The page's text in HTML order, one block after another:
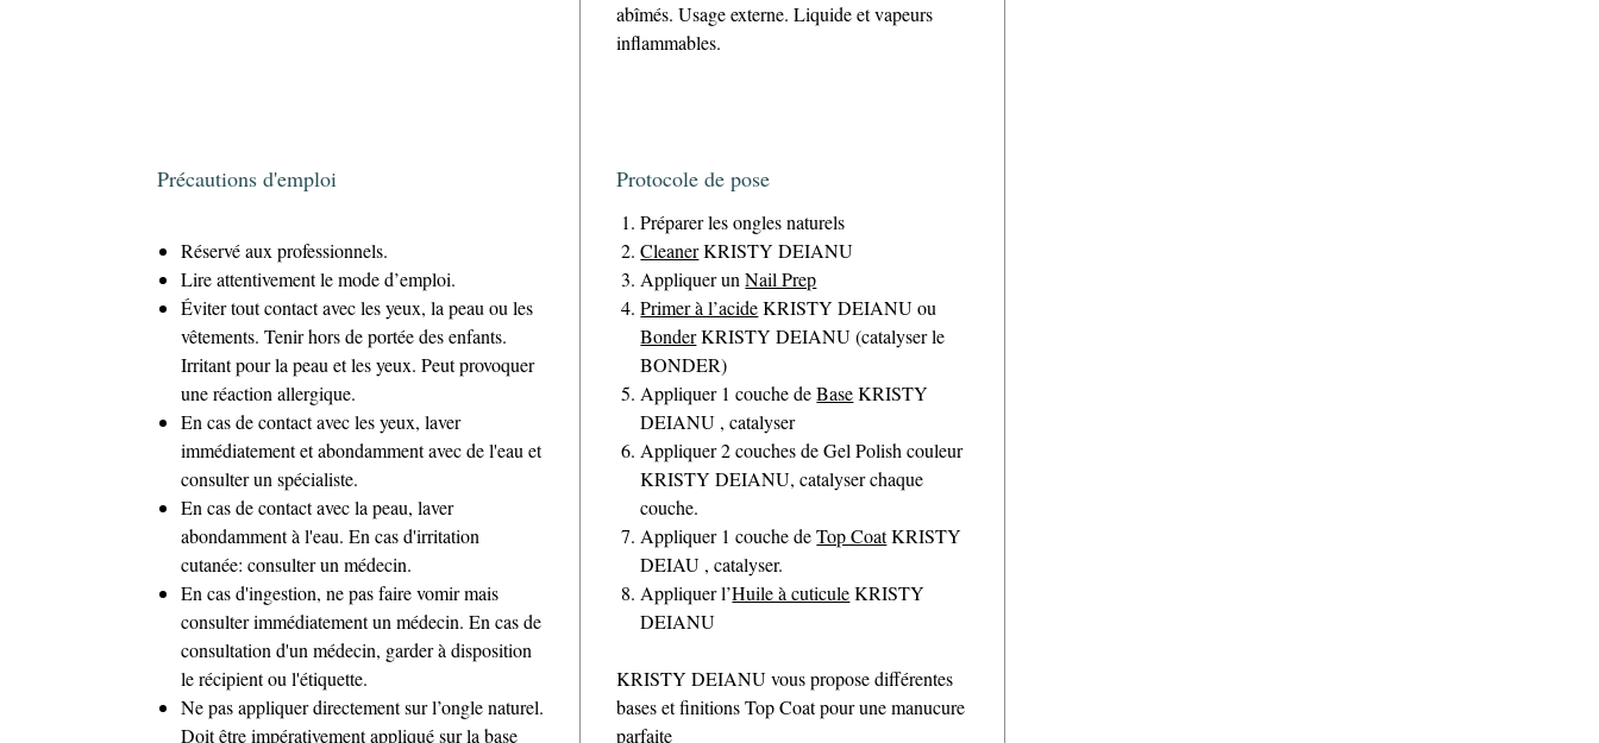
abîmés. Usage externe. Liquide et vapeurs
inflammables.
Précautions d'emploi
Réservé aux professionnels.
Lire attentivement le mode d’emploi.
Éviter tout contact avec les yeux, la peau ou les
vêtements. Tenir hors de portée des enfants.
Irritant pour la peau et les yeux. Peut provoquer
une réaction allergique.
En cas de contact avec les yeux, laver
immédiatement et abondamment avec de l'eau et
consulter un spécialiste.
En cas de contact avec la peau, laver
abondamment à l'eau. En cas d'irritation
cutanée: consulter un médecin.
En cas d'ingestion, ne pas faire vomir mais
consulter immédiatement un médecin. En cas de
consultation d'un médecin, garder à disposition
le récipient ou l'étiquette.
Ne pas appliquer directement sur l’ongle naturel.
Doit être impérativement appliqué sur la base
Protocole de pose
Préparer les ongles naturels
CleanerKRISTY DEIANU
Appliquer unNail Prep
Primer à l’acideKRISTY DEIANU ou
BonderKRISTY DEIANU (catalyser le
BONDER)
Appliquer 1 couche deBaseKRISTY
DEIANU , catalyser
Appliquer 2 couches de Gel Polish couleur
KRISTY DEIANU, catalyser chaque
couche.
Appliquer 1 couche deTop CoatKRISTY
DEIAU , catalyser.
Appliquer l’Huile à cuticuleKRISTY
DEIANU
KRISTY DEIANU vous propose différentes
bases et finitions Top Coat pour une manucure
parfaite